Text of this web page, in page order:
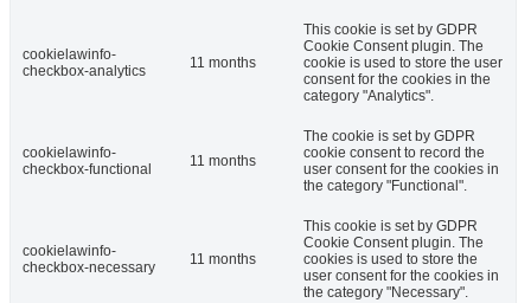
cookielawinfo-
checkbox-analytics
11 months
This cookie is set by GDPR
Cookie Consent plugin. The
cookie is used to store the user
consent for the cookies in the
category "Analytics".
cookielawinfo-
checkbox-functional
11 months
The cookie is set by GDPR
cookie consent to record the
user consent for the cookies in
the category "Functional".
cookielawinfo-
checkbox-necessary
11 months
This cookie is set by GDPR
Cookie Consent plugin. The
cookies is used to store the
user consent for the cookies in
the category "Necessary".